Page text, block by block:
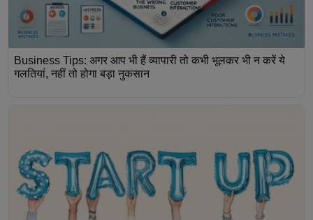
Business Tips: अगर आप भी हैं व्यापारी तो कभी भूलकर भी न करें ये
गलतियां, नहीं तो होगा बड़ा नुकसान